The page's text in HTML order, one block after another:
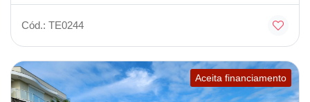
Cód.: TE0244
Aceita financiamento